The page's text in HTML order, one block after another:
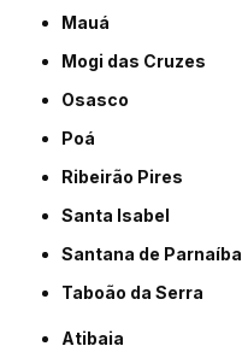
Mauá
Mogi das Cruzes
Osasco
Poá
Ribeirão Pires
Santa Isabel
Santana de Parnaíba
Taboão da Serra
Atibaia